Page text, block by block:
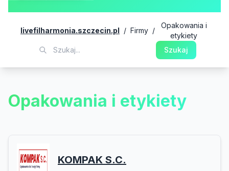
livefilharmonia.szczecin.pl / Firmy /
Opakowania i
etykiety
Szukaj
Opakowania i etykiety
KOMPAK S.C.